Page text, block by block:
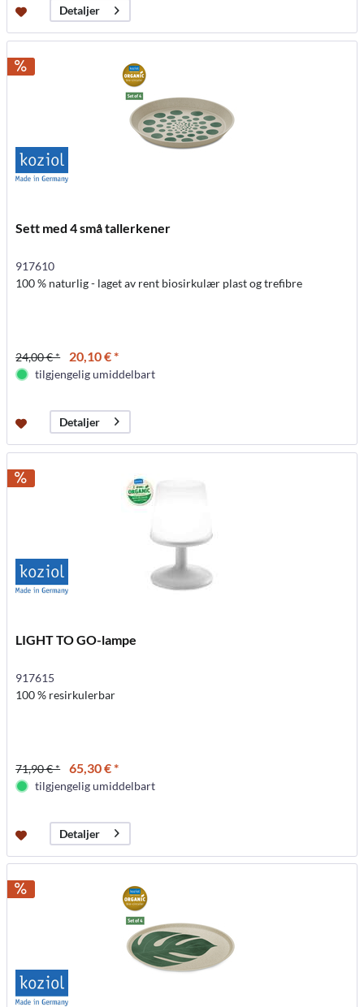
Detaljer
Sett med 4 små tallerkener
917610
100 % naturlig - laget av rent biosirkulær plast og trefibre
24,00 € * 20,10 € *
tilgjengelig umiddelbart
Detaljer
LIGHT TO GO-lampe
917615
100 % resirkulerbar
71,90 € * 65,30 € *
tilgjengelig umiddelbart
Detaljer